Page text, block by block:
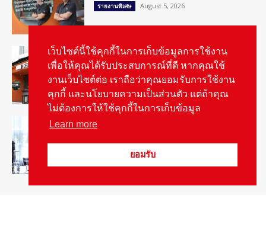
รายงานพิเศษ August 5, 2026
รู้จัก “MG IM Privilege” สิทธิพิเศษสำหรับ
ลูกค้าพรีเมี่ยมของแบรนด์เอ็มจี
สกู๊ปพิเศษ August 5, 2026
สัมภาษณ์ประธานไทยฮอนด้าคนใหม่กับ
ภารกิจปั้นตลาดมอเตอร์ไซค์ไฟฟ้า
รายงานพิเศษ August 4, 2026
เว็บไซต์นี้ใช้คุกกี้ในการเก็บข้อมูลการใช้งาน
เพื่อให้คุณได้รับประสบการณ์ที่ดี หากคุณใช้
งานเว็บไซต์ต่อ เราถือว่าคุณยอมรับการใช้งาน
คุกกี้ และนโยบายความเป็นส่วนตัว แต่ถ้าคุณ
ไม่ต้องการให้ใช้คุกกี้ในการเก็บข้อมูล
Learn more
ยอมรับ